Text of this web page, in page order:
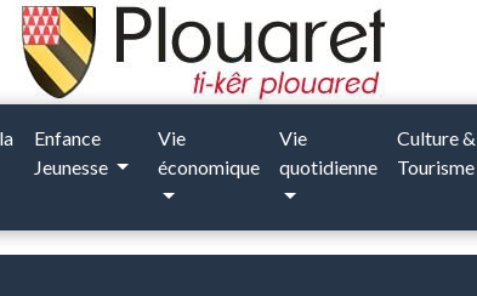
Enfance
Jeunesse
Vie
économique
Vie
quotidienne
Culture &
Tourisme